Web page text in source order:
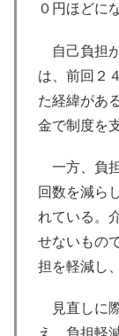
０円ほどに
自己負担
は、前回２
た経緯があ
金で制度を
一方、負
回数を減ら
れている。
せないもの
担を軽減し
見直しに
え、負担軽